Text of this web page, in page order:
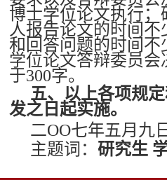
博士学位论文执行；
人报告论文的时间不
和回答问题的时间不
学位论文答辩委员会
于300字。
五、以上各项规
发之日起实施。
二OO七年五月九日
主题词 ：研究生